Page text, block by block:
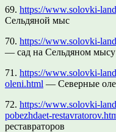
69. https://www.solovki-
Сельдяной мыс
70. https://www.solovki-
— сад на Сельдяном мысу
71. https://www.solovki-
oleni.html — Северные
72. https://www.solovki-
pobezhdaet-
реставраторов